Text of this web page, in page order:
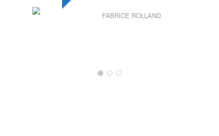
FABRICE ROLLAND